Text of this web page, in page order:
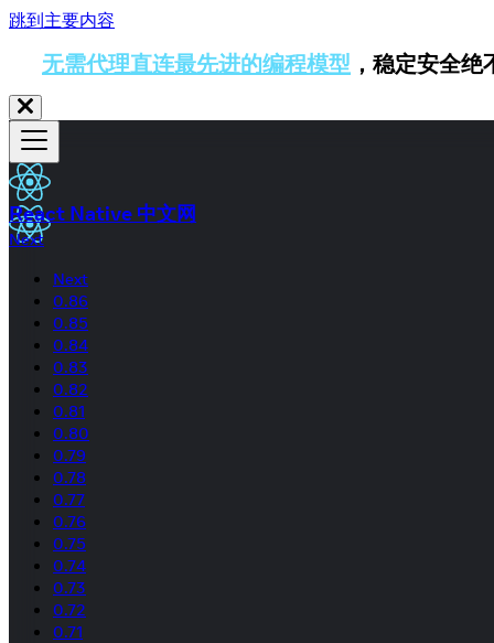
跳到主要内容
无需代理直连最先进的编程模型 ，稳定安全
React Native 中文网
Next
Next
0.86
0.85
0.84
0.83
0.82
0.81
0.80
0.79
0.78
0.77
0.76
0.75
0.74
0.73
0.72
0.71